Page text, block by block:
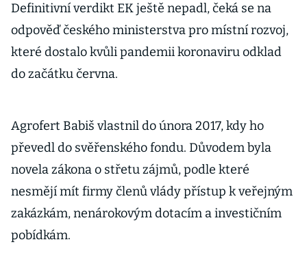
Definitivní verdikt EK ještě nepadl, čeká se na
odpověď českého ministerstva pro místní rozvoj,
které dostalo kvůli pandemii koronaviru odklad
do začátku června.
Agrofert Babiš vlastnil do února 2017, kdy ho
převedl do svěřenského fondu. Důvodem byla
novela zákona o střetu zájmů, podle které
nesmějí mít firmy členů vlády přístup k veřejným
zakázkám, nenárokovým dotacím a investičním
pobídkám.